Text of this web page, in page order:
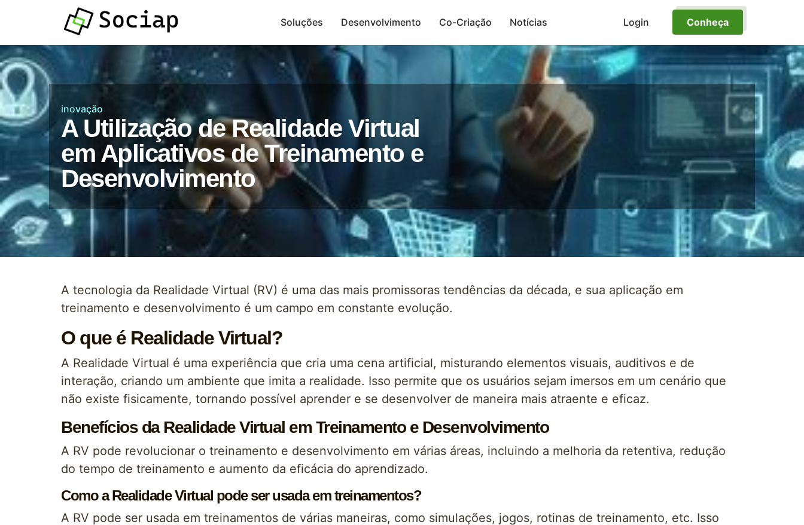
Soluções
Atendimento por Presença Digital
Desenvolvimento Co-Criação Notícias Login Conheça
inovação
A Utilização de Realidade Virtual
em Aplicativos de Treinamento e
Desenvolvimento
A tecnologia da Realidade Virtual (RV) é uma das mais promissoras tendências da década, e sua aplicação em
treinamento e desenvolvimento é um campo em constante evolução.
O que é Realidade Virtual?
A Realidade Virtual é uma experiência que cria uma cena artificial, misturando elementos visuais, auditivos e de
interação, criando um ambiente que imita a realidade. Isso permite que os usuários sejam imersos em um cenário que
não existe fisicamente, tornando possível aprender e se desenvolver de maneira mais atraente e eficaz.
Benefícios da Realidade Virtual em Treinamento e Desenvolvimento
A RV pode revolucionar o treinamento e desenvolvimento em várias áreas, incluindo a melhoria da retentiva, redução
do tempo de treinamento e aumento da eficácia do aprendizado.
Como a Realidade Virtual pode ser usada em treinamentos?
A RV pode ser usada em treinamentos de várias maneiras, como simulações, jogos, rotinas de treinamento, etc. Isso